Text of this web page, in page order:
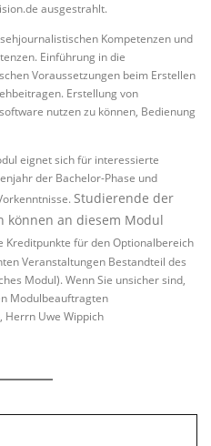
ausgestrahlt.
Kompetenzen und
Einführung in die
Voraussetzungen beim Erstellen
Erstellung von
nutzen zu können, Bedienung
eignet sich für interessierte
der Bachelor-Phase und
Studierende der
können an diesem Modul
Kreditpunkte für den Optionalbereich
Veranstaltungen Bestandteil des
Modul). Wenn Sie unsicher sind,
Modulbeauftragten
Herrn Uwe Wippich